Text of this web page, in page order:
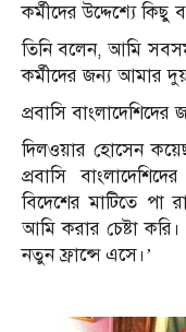
কর্মীদের উদ্দেশ্যে কিছু
তিনি বলেন, আমি
কর্মীদের জন্য আমার
প্রবাসি
দিলওয়ার হোসেন
প্রবাসি
বিদেশের মাটিতে পা
আমি করার চেষ্টা
নতুন ফ্রান্সে এসে।’